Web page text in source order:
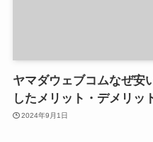
ヤマダウェブコムなぜ安
したメリット・デメリッ
2024年9月1日